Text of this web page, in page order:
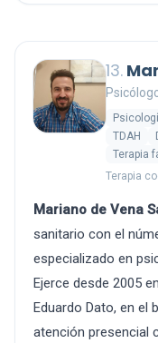
13.
TDAH
Terapia
Terapia
Mariano de Vena
sanitario con el
especializado en
Ejerce desde 2005
Eduardo Dato, en el
atención presencial